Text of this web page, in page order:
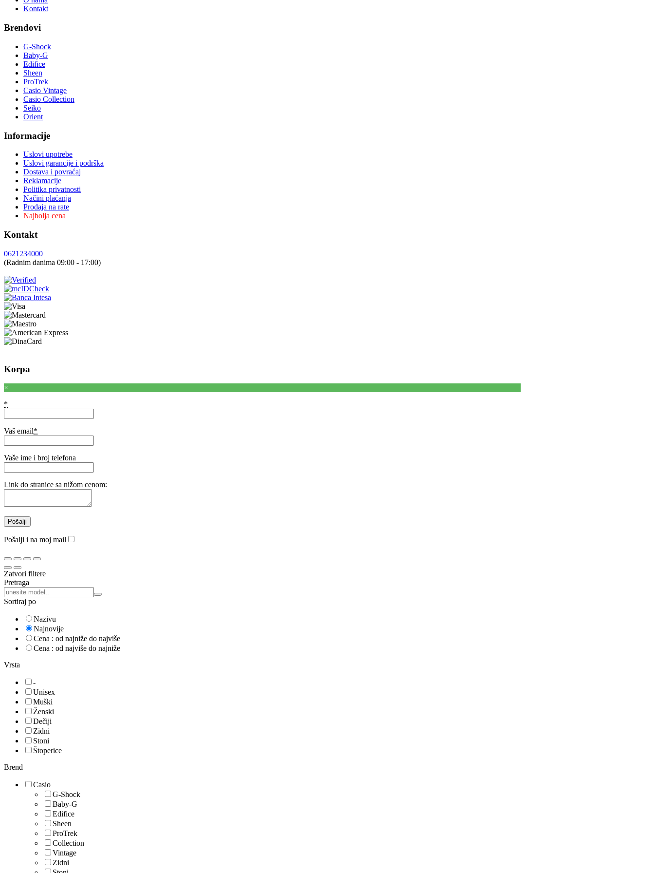
Kontakt
Brendovi
G-Shock
Baby-G
Edifice
Sheen
ProTrek
Casio Vintage
Casio Collection
Seiko
Orient
Informacije
Uslovi upotrebe
Uslovi garancije i podrška
Dostava i povraćaj
Reklamacije
Politika privatnosti
Načini plaćanja
Prodaja na rate
Najbolja cena
Kontakt
0621234000
(Radnim danima 09:00 - 17:00)
Korpa
×
*
Vaš email*
Vaše ime i broj telefona
Link do stranice sa nižom cenom:
Pošalji i na moj mail
Zatvori filtere
Pretraga
Pretraga:
Sortiraj po
Nazivu
Najnovije
Cena : od najniže do najviše
Cena : od najviše do najniže
Vrsta
-
Unisex
Muški
Ženski
Dečiji
Zidni
Stoni
Štoperice
Brend
Casio
G-Shock
Baby-G
Edifice
Sheen
ProTrek
Collection
Vintage
Zidni